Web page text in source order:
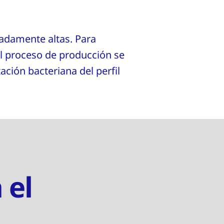
altas. Para
proceso de producción se
bacteriana del perfil
el